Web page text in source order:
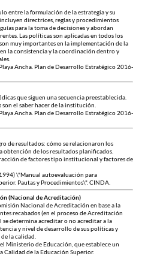
entre la formulación de la estrategia y su
directrices, reglas y procedimientos
para la toma de decisiones y abordan
Las políticas son aplicadas en todos los
muy importantes en la implementación de la
la consistencia y la coordinación dentro y
Ancha. Plan de Desarrollo Estratégico 2016-
que siguen una secuencia preestablecida.
el saber hacer de la institución.
Ancha. Plan de Desarrollo Estratégico 2016-
de resultados: cómo se relacionaron los
obtención de los resultados planificados.
de factores tipo institucional y factores de
\"Manual autoevaluación para
Pautas y Procedimientos\". CINDA.
(Nacional de Acreditación)
Nacional de Acreditación en base a la
recabados (en el proceso de Acreditación
determina acreditar o no acreditar a la
y nivel de desarrollo de sus políticas y
la calidad.
Ministerio de Educación, que establece un
Calidad de la Educación Superior.